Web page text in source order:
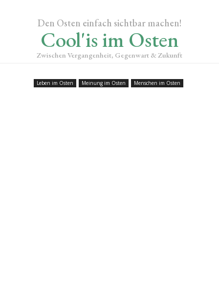
Den Osten einfach sichtbar machen!
Cool'is im Osten
Zwischen Vergangenheit, Gegenwart & Zukunft
Leben im Osten Meinung im Osten Menschen im Osten